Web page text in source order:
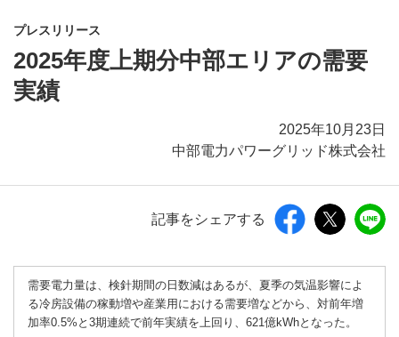
プレスリリース
2025年度上期分中部エリアの需要
実績
2025年10月23日
中部電力パワーグリッド株式会社
記事をシェアする
需要電力量は、検針期間の日数減はあるが、夏季の気温影響によ
る冷房設備の稼動増や産業用における需要増などから、対前年増
加率0.5%と3期連続で前年実績を上回り、621億kWhとなった。